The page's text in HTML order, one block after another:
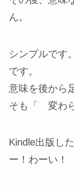
ん。
シンプルです
です。
意味を後から
そも「 変わ
Kindle出版し
ー！わーい！